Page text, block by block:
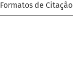
Formatos de Citação